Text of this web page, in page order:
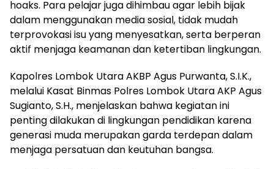
hoaks. Para pelajar juga dihimbau agar lebih bijak
dalam menggunakan media sosial, tidak mudah
terprovokasi isu yang menyesatkan, serta berperan
aktif menjaga keamanan dan ketertiban lingkungan.
Kapolres Lombok Utara AKBP Agus Purwanta, S.I.K.,
melalui Kasat Binmas Polres Lombok Utara AKP Agus
Sugianto, S.H., menjelaskan bahwa kegiatan ini
penting dilakukan di lingkungan pendidikan karena
generasi muda merupakan garda terdepan dalam
menjaga persatuan dan keutuhan bangsa.